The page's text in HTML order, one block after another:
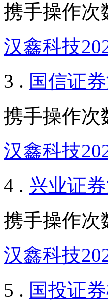
携手操作次
汉鑫科技
3 . 国信证
携手操作次
汉鑫科技
4 . 兴业证
携手操作次
汉鑫科技
5 . 国投证